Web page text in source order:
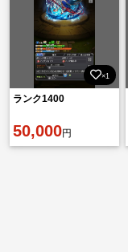
×1
ランク1400
50,000円